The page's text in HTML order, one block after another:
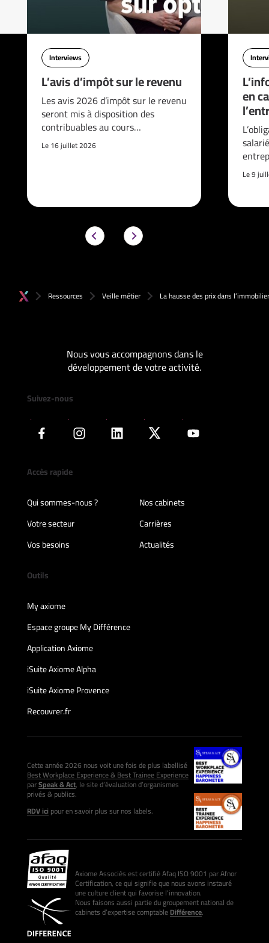
Interviews
L’avis d’impôt sur le revenu
Les avis 2026 d’impôt sur le revenu
seront mis à disposition des
contribuables au cours…
Le 16 juillet 2026
en
Le 9
Ressources Veille métier La hausse des prix dans
Nous vous accompagnons dans le
développement de votre activité.
Suivez-nous
Accès rapide
Qui sommes-nous ?
Nos cabinets
Votre secteur
Carrières
Vos besoins
Actualités
Outils
My axiome
Espace groupe My Différence
Application Axiome
iSuite Axiome Alpha
iSuite Axiome Provence
Recouvrer.fr
Cette année 2026 nous voit une fois de plus labellisé
Best Workplace Experience & Best Trainee Experience
parSpeak & Act, le site d’évaluation d’organismes
privés & publics.
RDV icipour en savoir plus sur nos labels.
Axiome Associés est certifié Afaq ISO 9001 par Afnor
Certification, ce qui signifie que nous avons instauré
une culture client qui favorise l’innovation.
Nous faisons aussi partie du groupement national de
cabinets d’expertise comptableDifférence.